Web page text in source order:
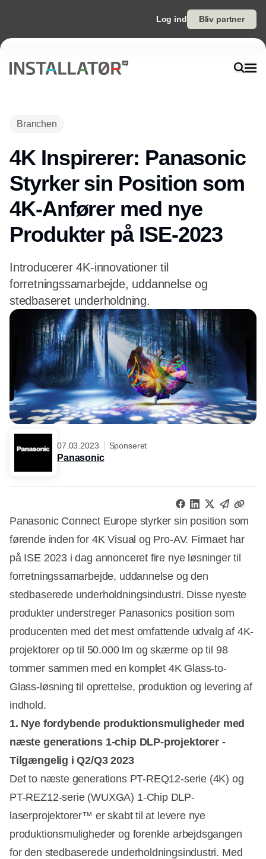
Log ind Bliv partner
Branchen
4K Inspirerer: Panasonic
Styrker sin Position som
4K-Anfører med nye
Produkter på ISE-2023
Introducerer 4K-innovationer til
forretningssamarbejde, uddannelse og
stedbaseret underholdning.
07.03.2023 Sponseret
Panasonic
Panasonic Connect Europe styrker sin position som
førende inden for 4K Visual og Pro-AV. Firmaet har
på ISE 2023 i dag annonceret fire nye løsninger til
forretningssamarbejde, uddannelse og den
stedbaserede underholdningsindustri. Disse nyeste
produkter understreger Panasonics position som
producenten med det mest omfattende udvalg af 4K-
projektorer op til 50.000 lm og skærme op til 98
tommer sammen med en komplet 4K Glass-to-
Glass-løsning til oprettelse, produktion og levering af
indhold.
1. Nye fordybende produktionsmuligheder med
næste generations 1-chip DLP-projektorer -
Tilgængelig i Q2/Q3 2023
Det to næste generations PT-REQ12-serie (4K) og
PT-REZ12-serie (WUXGA) 1-Chip DLP-
laserprojektorer™ er skabt til at levere nye
produktionsmuligheder og forenkle arbejdsgangen
for den stedbaserede underholdningsindustri. Med